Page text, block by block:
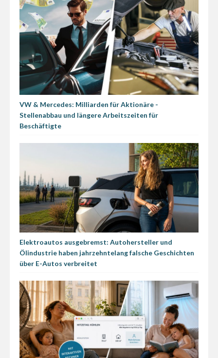
VW & Mercedes: Milliarden für Aktionäre -
Stellenabbau und längere Arbeitszeiten für
Beschäftigte
Elektroautos ausgebremst: Autohersteller und
Ölindustrie haben jahrzehntelang falsche Geschichten
über E-Autos verbreitet